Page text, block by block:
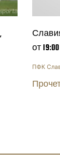
от
ПФК